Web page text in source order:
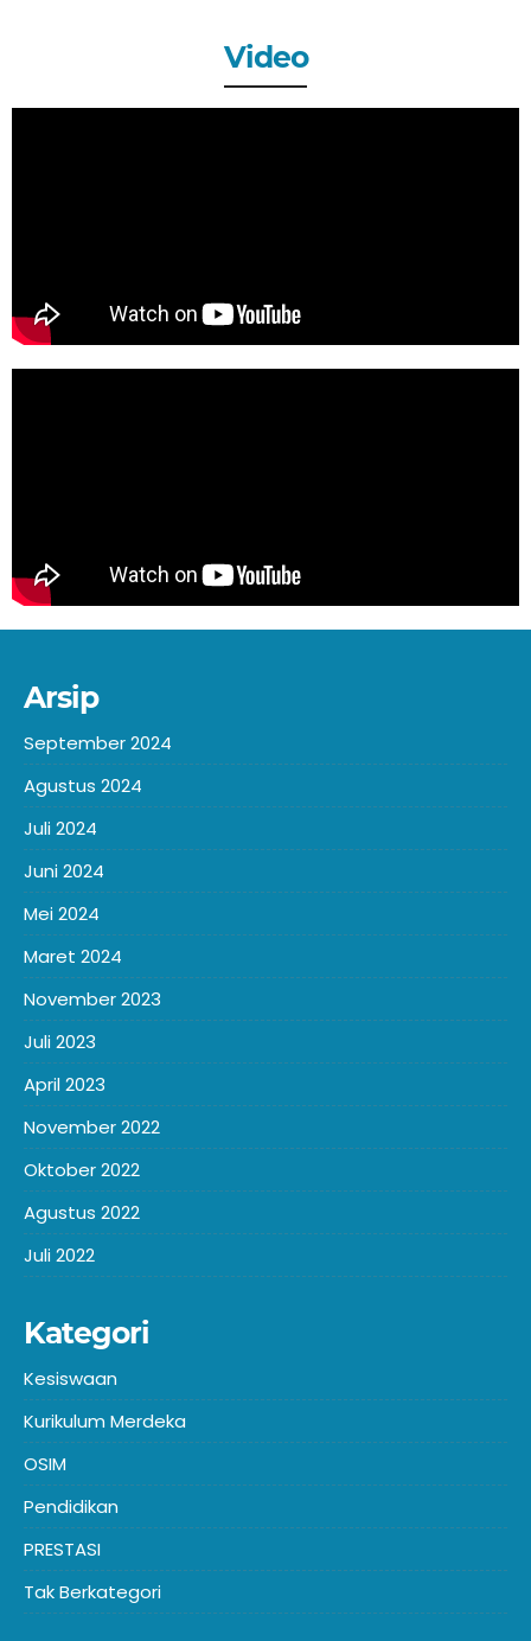
Video
Arsip
September 2024
Agustus 2024
Juli 2024
Juni 2024
Mei 2024
Maret 2024
November 2023
Juli 2023
April 2023
November 2022
Oktober 2022
Agustus 2022
Juli 2022
Kategori
Kesiswaan
Kurikulum Merdeka
OSIM
Pendidikan
PRESTASI
Tak Berkategori